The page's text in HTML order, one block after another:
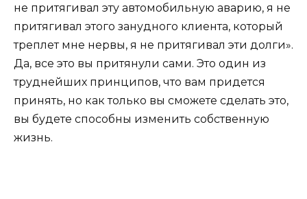
не притягивал эту автомобильную аварию, я не
притягивал этого занудного клиента, который
треплет мне нервы, я не притягивал эти долги».
Да, все это вы притянули сами. Это один из
труднейших принципов, что вам придется
принять, но как только вы сможете сделать это,
вы будете способны изменить собственную
жизнь.